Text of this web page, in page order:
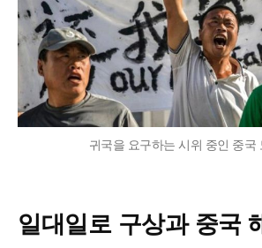
귀국을 요구하는 시위 중인 중국
일대일로 구상과 중국